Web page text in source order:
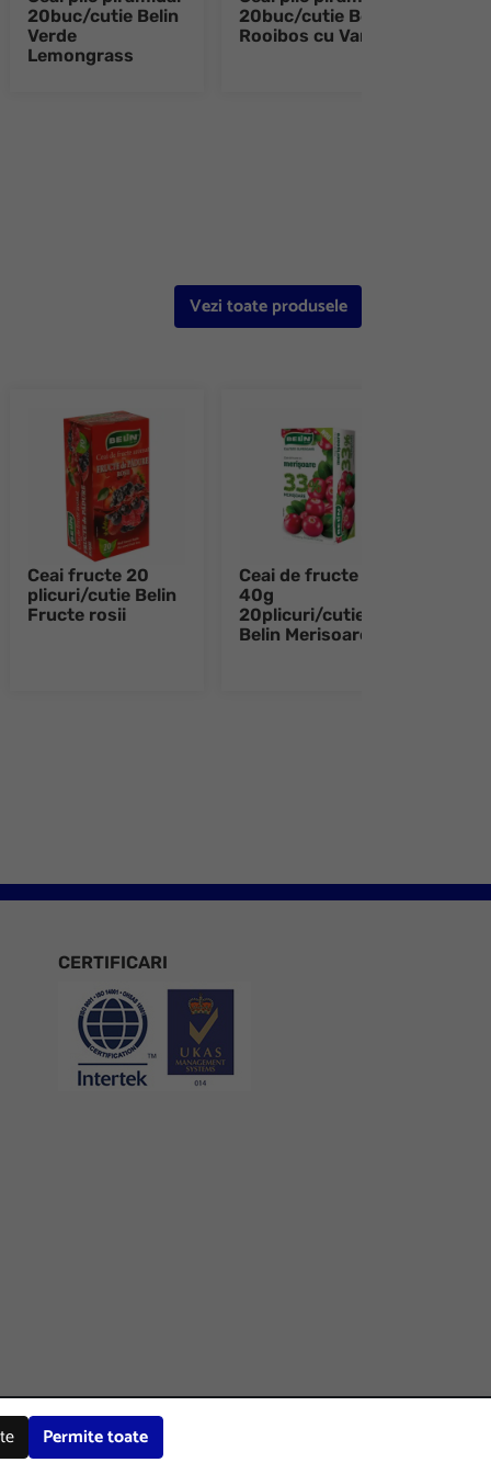
20buc/cutie Belin
Verde
Lemongrass
20buc/cutie Belin
Rooibos cu Vanilie
Vezi toate produsele
Ceai fructe 20
plicuri/cutie Belin
Fructe rosii
Ceai de fructe
40g
20plicuri/cutie
Belin Merisoare
CERTIFICARI
Permite toate